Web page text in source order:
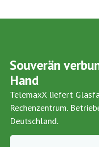
Souverän
Hand
TelemaxX liefert
Rechenzentrum.
Deutschland.